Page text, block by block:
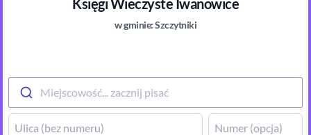
Księgi Wieczyste Iwanowice
w gminie:Szczytniki
Miejscowość... zacznij pisać